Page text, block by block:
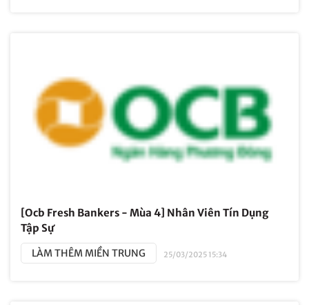
[Ocb Fresh Bankers - Mùa 4] Nhân Viên Tín Dụng
Tập Sự
LÀM THÊM MIỀN TRUNG 25/03/2025 15:34